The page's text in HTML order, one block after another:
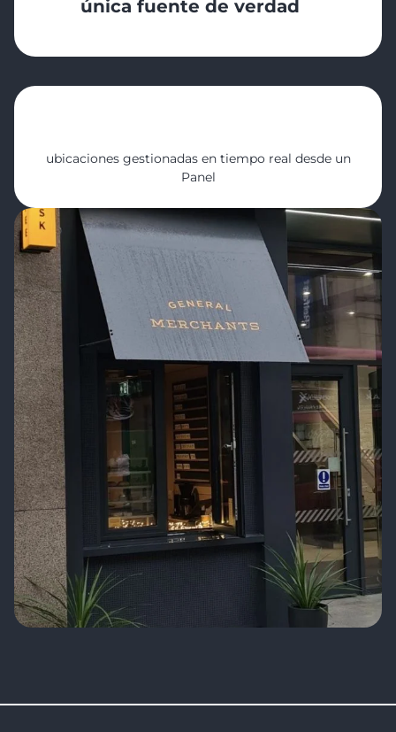
única fuente de verdad
ubicaciones gestionadas en tiempo real desde un
Panel